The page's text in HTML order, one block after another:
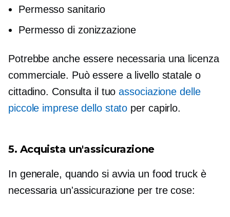
Permesso sanitario
Permesso di zonizzazione
Potrebbe anche essere necessaria una licenza
commerciale. Può essere a livello statale o
cittadino. Consulta il tuoassociazione delle
piccole imprese dello stato per capirlo.
5. Acquista un'assicurazione
In generale, quando si avvia un food truck è
necessaria un'assicurazione per tre cose: